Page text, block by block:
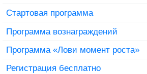
Стартовая программа
Программа вознаграждений
Программа «Лови момент роста»
Регистрация бесплатно